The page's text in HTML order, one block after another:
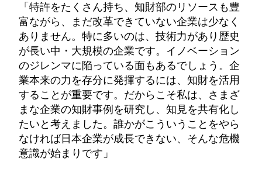
「特許をたくさん持ち、知財部のリソースも豊
富ながら、まだ改革できていない企業は少なく
ありません。特に多いのは、技術力があり歴史
が長い中・大規模の企業です。イノベーション
のジレンマに陥っている面もあるでしょう。企
業本来の力を存分に発揮するには、知財を活用
することが重要です。だからこそ私は、さまざ
まな企業の知財事例を研究し、知見を共有化し
たいと考えました。誰かがこういうことをやら
なければ日本企業が成長できない、そんな危機
意識が始まりです」